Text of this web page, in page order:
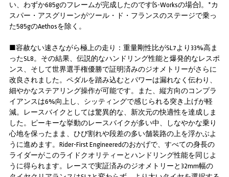
い、わずか685gのフレームが完成したのです(S-Worksの場合)。*カ
スパー・アスグリーンがツール・ド・フランスのステージで乗っ
た585gのAethosを除く。
■容赦ない速さながら極上の走り：重量剛性比がSL7より33%高ま
ったSL8。その結果、伝説的なハンドリング性能と爆発的なレスポ
ンス、そして世界選手権優勝で証明済みのジオメトリーがさらに
改良されました。ペダルを踏み込むとパワーは漏れなく伝わり、
細やかなステアリング操作が可能です。また、縦方向のコンプラ
イアンスは6%向上し、シッティングで感じられる突き上げが軽
減。レースバイクとしては驚異的な、新次元の快適性を達成しま
した。ピーキーな挙動のレースバイクが多い中、しなやかな乗り
心地を保ったまま、ひび割れや段差の多い舗装路の上を浮かぶよ
うに進めます。Rider-First Engineeredのおかげで、すべての身長の
ライダーがこのライドクオリティーとハンドリング性能を同じよ
うに得られます。レースで実証済みのジオメトリーと32mm幅の